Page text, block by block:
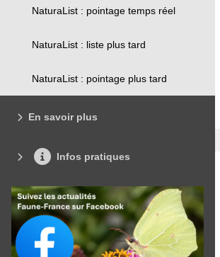
NaturaList : pointage temps réel
NaturaList : liste plus tard
NaturaList : pointage plus tard
En savoir plus
Infos pratiques